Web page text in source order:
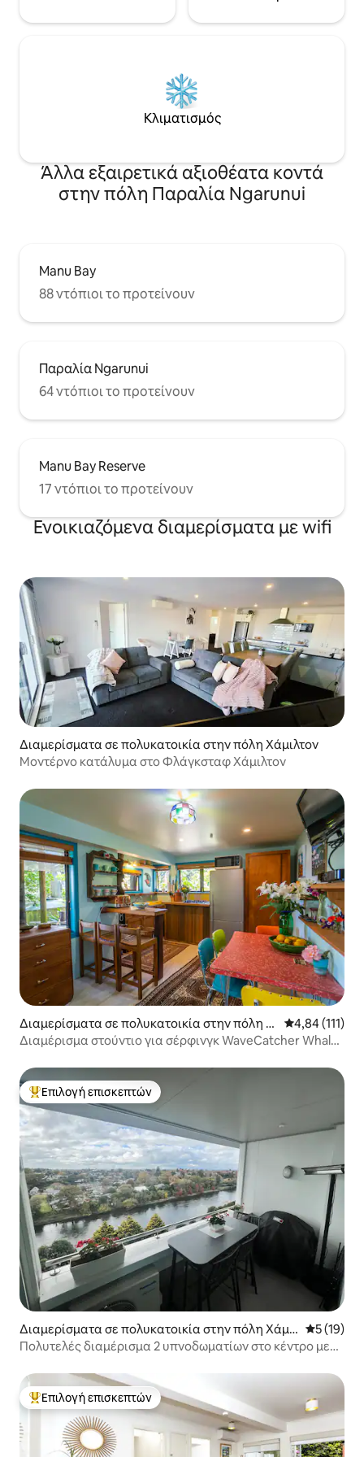
Κλιματισμός
Άλλα εξαιρετικά αξιοθέατα κοντά
στην πόλη Παραλία Ngarunui
Manu Bay
88 ντόπιοι το προτείνουν
Παραλία Ngarunui
64 ντόπιοι το προτείνουν
Manu Bay Reserve
17 ντόπιοι το προτείνουν
Ενοικιαζόμενα διαμερίσματα με wifi
Διαμερίσματα σε πολυκατοικία στην πόλη Χάμιλτον
Μοντέρνο κατάλυμα στο Φλάγκσταφ Χάμιλτον
Διαμερίσματα σε πολυκατοικία στην πόλη R
aglan
Μέση
4,84 (111)
Διαμέρισμα στούντιο για σέρφινγκ WaveCatcher Whale
Κορυφαία επιλογή επισκεπτών
Επιλογή επισκεπτών
Διαμερίσματα σε πολυκατοικία στην πόλη Χάμιλ
τον
Μέση
5 (19)
Πολυτελές διαμέρισμα 2 υπνοδωματίων στο κέντρο με
Κορυφαία επιλογή επισκεπτών
Επιλογή επισκεπτών